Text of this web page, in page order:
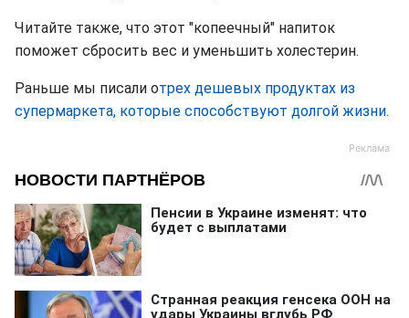
Читайте также, что этот "копеечный" напиток
поможет сбросить вес и уменьшить холестерин.
Раньше мы писали отрех дешевых продуктах из
супермаркета, которые способствуют долгой жизни.